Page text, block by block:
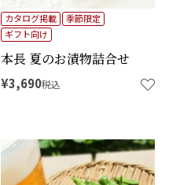
本長 夏のお漬物詰合せ
カタログ掲載
季節限定
ギフト向け
¥3,690税込